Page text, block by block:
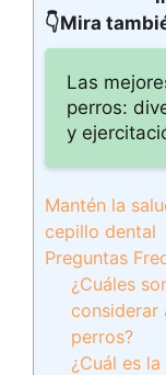
👇Mira
Las
perros:
y
Mantén la
cepillo dental
Preguntas
¿Cuáles
considerar
perros?
¿Cuál es